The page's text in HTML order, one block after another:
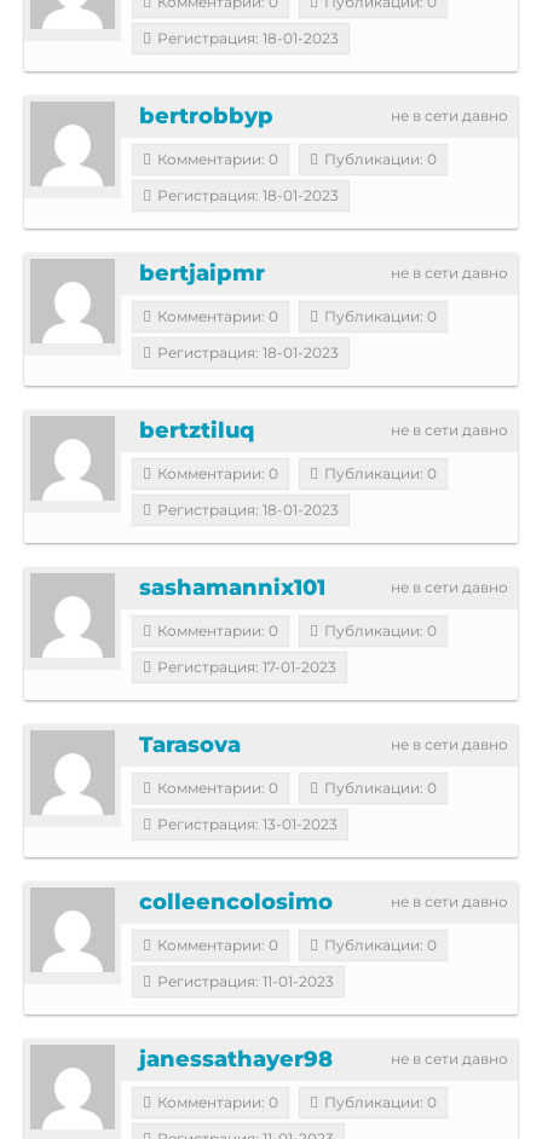
Регистрация: 18-01-2023
не в сети давно
bertrobbyp
Комментарии: 0
Публикации: 0
Регистрация: 18-01-2023
не в сети давно
bertjaipmr
Комментарии: 0
Публикации: 0
Регистрация: 18-01-2023
не в сети давно
bertztiluq
Комментарии: 0
Публикации: 0
Регистрация: 18-01-2023
не в сети давно
sashamannix101
Комментарии: 0
Публикации: 0
Регистрация: 17-01-2023
не в сети давно
Tarasova
Комментарии: 0
Публикации: 0
Регистрация: 13-01-2023
не в сети давно
colleencolosimo
Комментарии: 0
Публикации: 0
Регистрация: 11-01-2023
не в сети давно
janessathayer98
Комментарии: 0
Публикации: 0